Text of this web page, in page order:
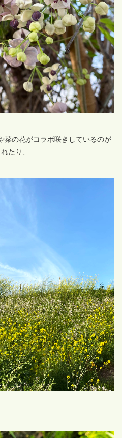
菜の花がコラボ咲きしているのが
たり、